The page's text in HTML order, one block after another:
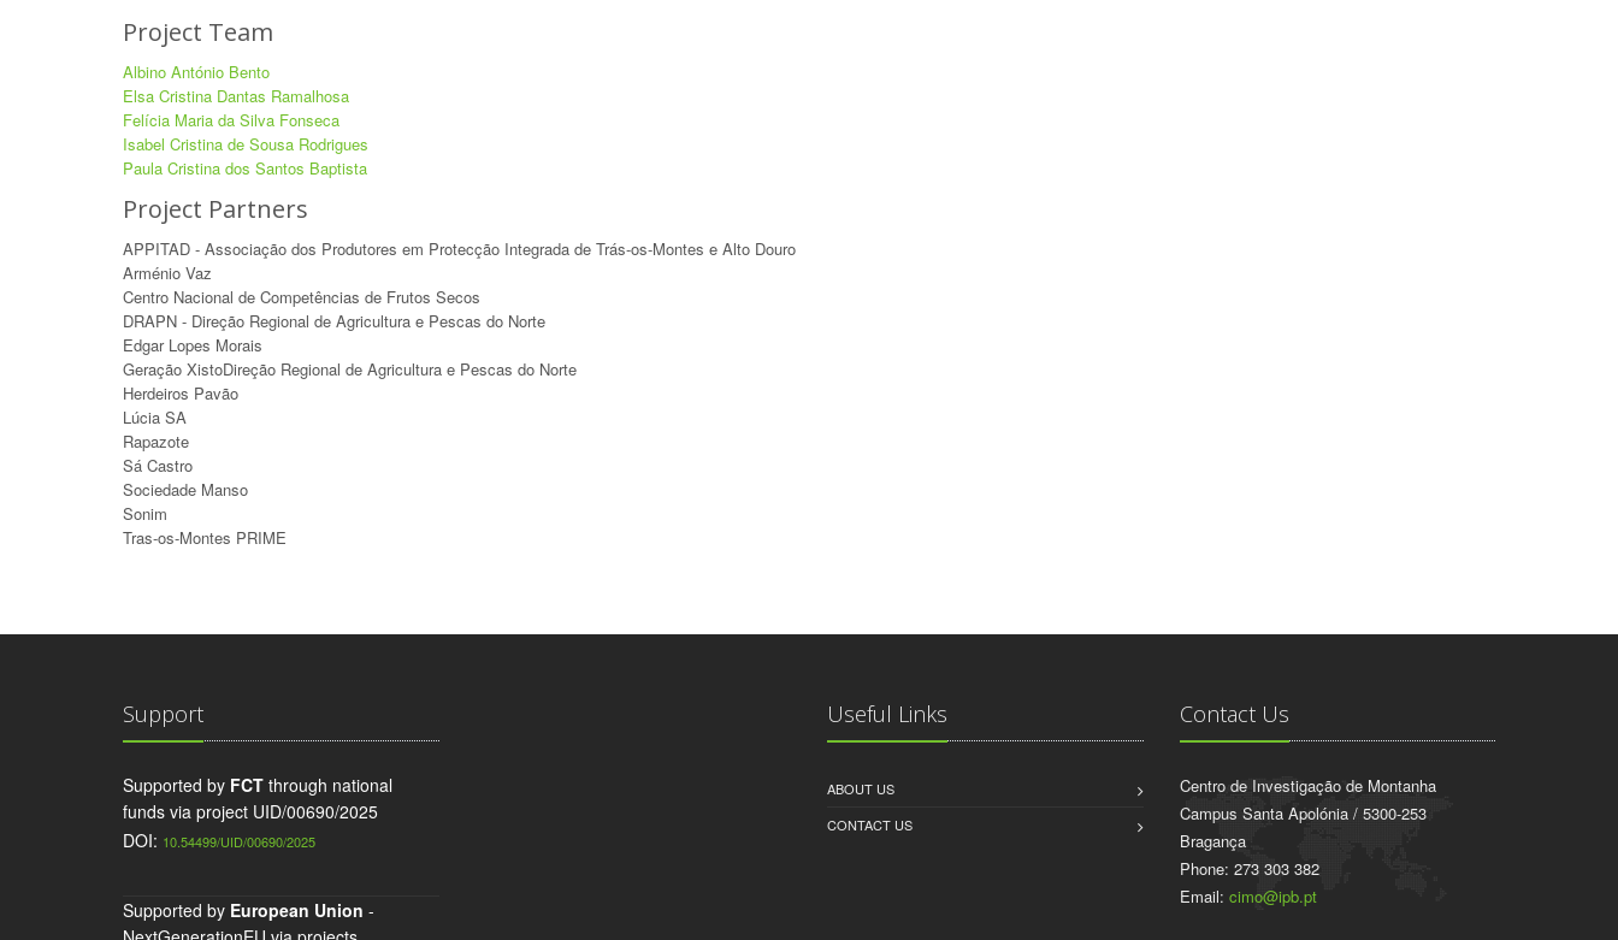
Project Team
Albino António Bento
Elsa Cristina Dantas Ramalhosa
Felícia Maria da Silva Fonseca
Isabel Cristina de Sousa Rodrigues
Paula Cristina dos Santos Baptista
Project Partners
APPITAD - Associação dos Produtores em Protecção Integrada de Trás-os-Montes e Alto Douro
Arménio Vaz
Centro Nacional de Competências de Frutos Secos
DRAPN - Direção Regional de Agricultura e Pescas do Norte
Edgar Lopes Morais
Geração XistoDireção Regional de Agricultura e Pescas do Norte
Herdeiros Pavão
Lúcia SA
Rapazote
Sá Castro
Sociedade Manso
Sonim
Tras-os-Montes PRIME
Support
Supported by FCT through national
funds via project UID/00690/2025
DOI: 10.54499/UID/00690/2025
Supported by European Union -
Useful Links
ABOUT US
CONTACT US
Contact Us
Centro de Investigação de Montanha
Campus Santa Apolónia / 5300-253
Bragança
Phone: 273 303 382
Email: cimo@ipb.pt